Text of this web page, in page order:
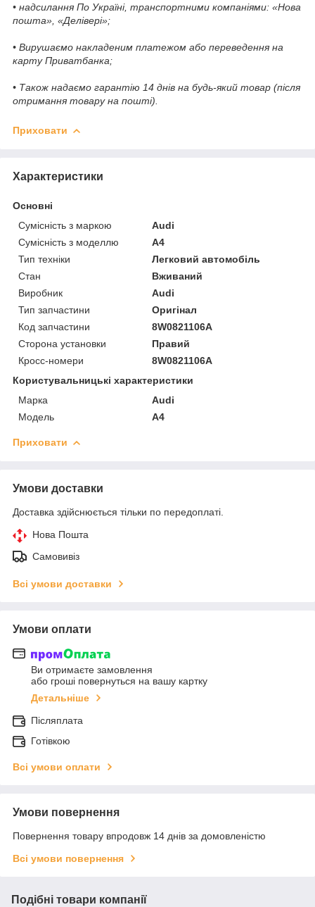
• надсилання По Україні, транспортними компаніями: «Нова
пошта», «Делівері»;
• Вирушаємо накладеним платежом або переведення на
карту Приватбанка;
• Також надаємо гарантію 14 днів на будь-який товар (після
отримання товару на пошті).
Приховати
Характеристики
Основні
Сумісність з маркою
Audi
Сумісність з моделлю
A4
Тип техніки
Легковий автомобіль
Стан
Вживаний
Виробник
Audi
Тип запчастини
Оригінал
Код запчастини
8W0821106A
Сторона установки
Правий
Кросс-номери
8W0821106A
Користувальницькі характеристики
Марка
Audi
Модель
A4
Приховати
Умови доставки
Доставка здійснюється тільки по передоплаті.
Нова Пошта
Самовивіз
Всі умови доставки
Умови оплати
Ви отримаєте замовлення
або гроші повернуться на вашу картку
Детальніше
Післяплата
Готівкою
Всі умови оплати
Умови повернення
Повернення товару впродовж 14 днів за домовленістю
Всі умови повернення
Подібні товари компанії